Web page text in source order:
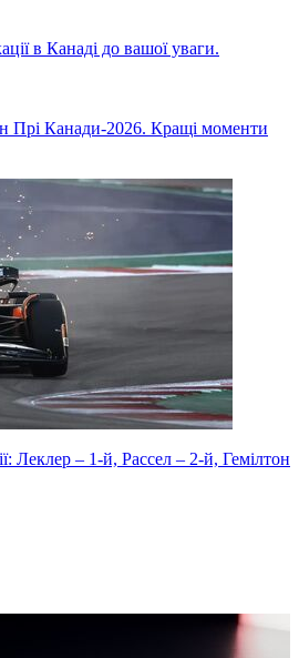
Прі Канади-2026. Кращі моменти
Леклер – 1-й, Рассел – 2-й, Гемілтон